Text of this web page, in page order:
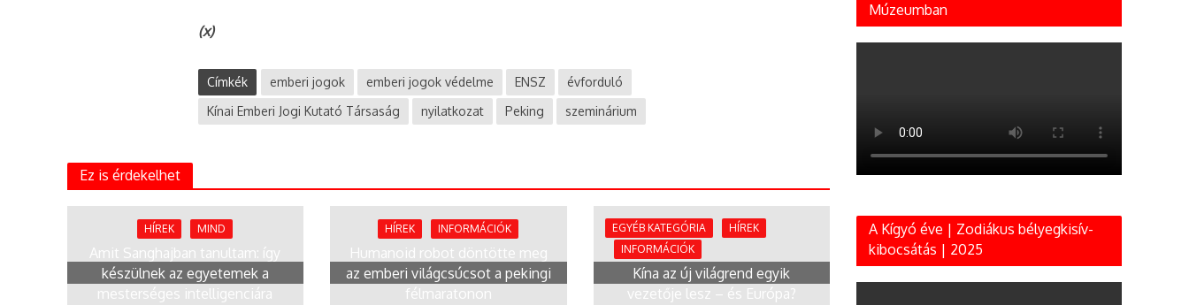
(x)
Címkék emberi jogok emberi jogok védelme ENSZ
évforduló
Kínai Emberi Jogi Kutató Társaság
nyilatkozat Peking szeminárium
Ez is érdekelhet
HÍREK MIND
Amit Sanghajban tanultam: így
készülnek az egyetemek a
mesterséges intelligenciára
HÍREK INFORMÁCIÓK
Humanoid robot döntötte meg
az emberi világcsúcsot a pekingi
félmaratonon
EGYÉB KATEGÓRIA
HÍREK
INFORMÁCIÓK
Kína az új világrend egyik
vezetője lesz – és Európa?
Múzeumban
A Kígyó éve | Zodiákus bélyegkisív-
kibocsátás | 2025